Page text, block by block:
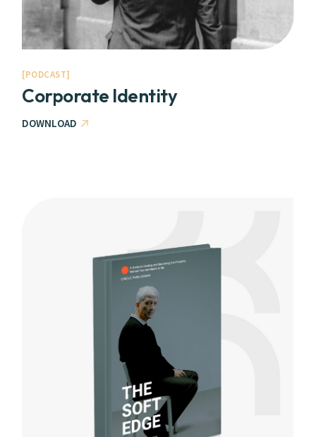
PODCAST
Corporate Identity
DOWNLOAD